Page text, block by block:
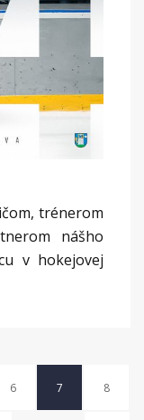
trénerom
nášho
v hokejovej
6 7 8